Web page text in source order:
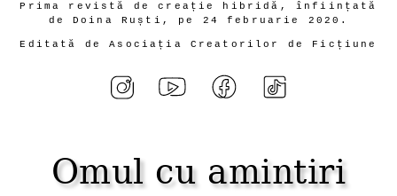
Prima revistă de creație hibridă, înființată
de Doina Ruști, pe 24 februarie 2020.
Editată de Asociația Creatorilor de Ficțiune
Omul cu amintiri